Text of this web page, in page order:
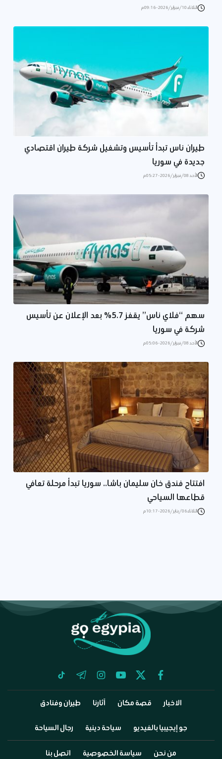
الثلاثاء 10/فبراير/2026 - 09:16 م
طيران ناس تبدأ تأسيس وتشغيل شركة طيران اقتصادي
جديدة في سوريا
الأحد 08/فبراير/2026 - 05:27 م
سهم “فلاي ناس” يقفز 5.7% بعد الإعلان عن تأسيس
شركة في سوريا
الأحد 08/فبراير/2026 - 05:06 م
افتتاح فندق خان سليمان باشا.. سوريا تبدأ مرحلة تعافي
قطاعها السياحي
الثلاثاء 06/يناير/2026 - 10:17 م
facebook
twitter
youtube
instagram
telegram
tiktok
الاخبار قصة مكان آثارنا طيران وفنادق
جو إيجيبيا بالفيديو سياحة دينية رجال السياحة
من نحن سياسة الخصوصية اتصل بنا